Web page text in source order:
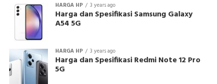
HARGA HP 3 years ago
Harga dan Spesifikasi Samsung Galaxy
A54 5G
HARGA HP 3 years ago
Harga dan Spesifikasi Redmi Note 12 Pro
5G